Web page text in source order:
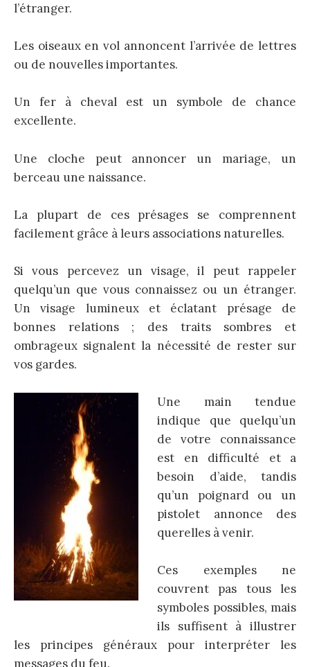
l’étranger.
Les oiseaux en vol annoncent l’arrivée de lettres
ou de nouvelles importantes.
Un fer à cheval est un symbole de chance
excellente.
Une cloche peut annoncer un mariage, un
berceau une naissance.
La plupart de ces présages se comprennent
facilement grâce à leurs associations naturelles.
Si vous percevez un visage, il peut rappeler
quelqu’un que vous connaissez ou un étranger.
Un visage lumineux et éclatant présage de
bonnes relations ; des traits sombres et
ombrageux signalent la nécessité de rester sur
vos gardes.
Une main tendue
indique que quelqu’un
de votre connaissance
est en difficulté et a
besoin d’aide, tandis
qu’un poignard ou un
pistolet annonce des
querelles à venir.
Ces exemples ne
couvrent pas tous les
symboles possibles, mais
ils suffisent à illustrer
les principes généraux pour interpréter les
messages du feu.